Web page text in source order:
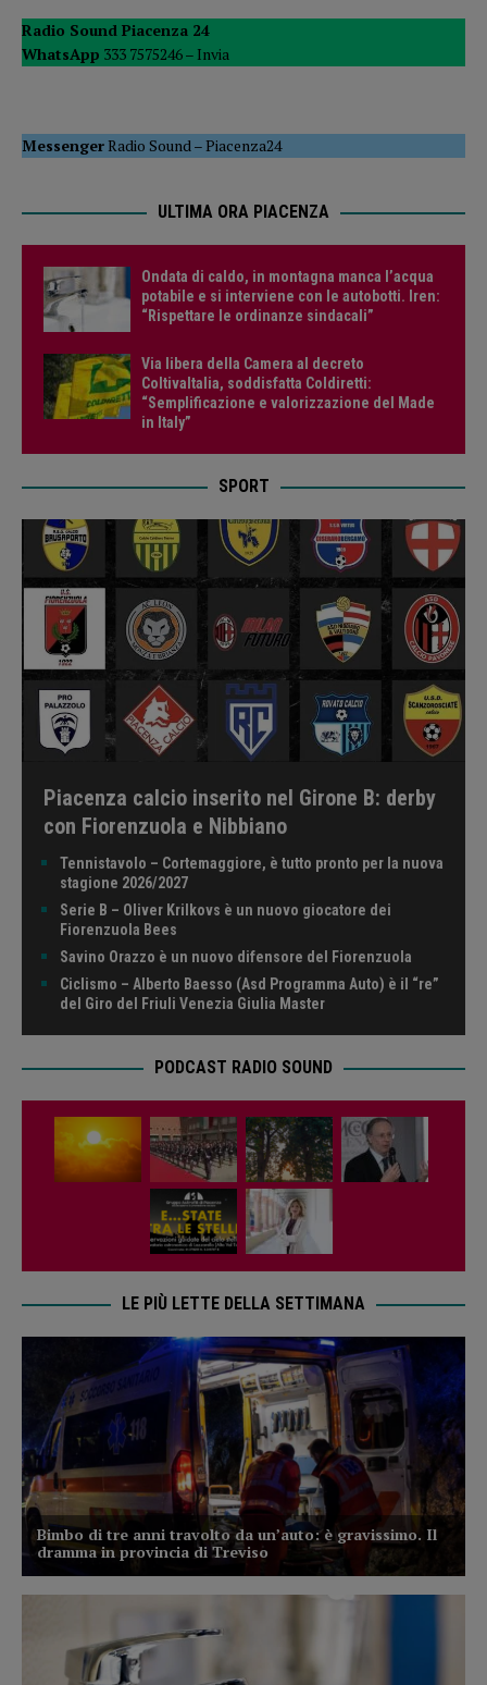
Radio Sound Piacenza 24
WhatsApp 333 7575246 – Invia
MessengerRadio Sound –Piacenza24
ULTIMA ORA PIACENZA
Ondata di caldo, in montagna manca l’acqua
potabile e si interviene con le autobotti. Iren:
“Rispettare le ordinanze sindacali”
Via libera della Camera al decreto
ColtivaItalia, soddisfatta Coldiretti:
“Semplificazione e valorizzazione del Made
in Italy”
SPORT
Piacenza calcio inserito nel Girone B: derby
con Fiorenzuola e Nibbiano
Tennistavolo – Cortemaggiore, è tutto pronto per la nuova
stagione 2026/2027
Serie B – Oliver Krilkovs è un nuovo giocatore dei
Fiorenzuola Bees
Savino Orazzo è un nuovo difensore del Fiorenzuola
Ciclismo – Alberto Baesso (Asd Programma Auto) è il “re”
del Giro del Friuli Venezia Giulia Master
PODCAST RADIO SOUND
LE PIÙ LETTE DELLA SETTIMANA